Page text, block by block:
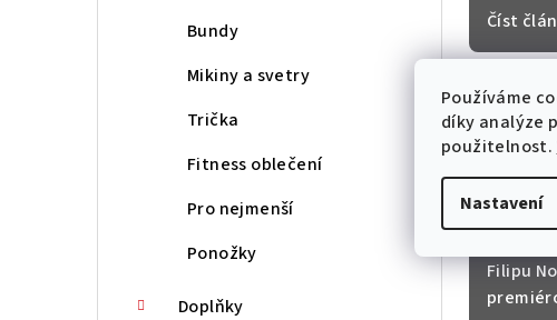
Používáme
díky analýze
použitelnost.
Nastavení
Bundy
Mikiny a svetry
Trička
Fitness oblečení
Pro nejmenší
Ponožky
Doplňky
Číst
Filip
8.6.2026
Filipu